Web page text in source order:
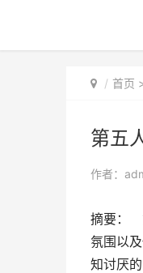
首页
第五
作者：
摘要：
氛围以
知讨厌